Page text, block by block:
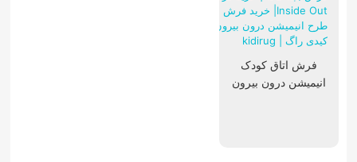
فرش اتاق کودک
انیمیشن درون بیرون